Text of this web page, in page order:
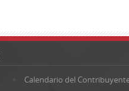
Calendario del